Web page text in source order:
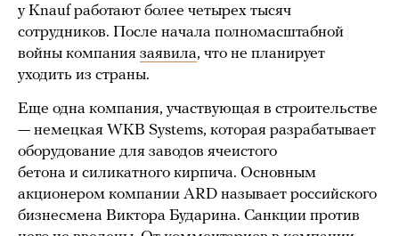
у Knauf работают более четырех тысяч
сотрудников. После начала полномасштабной
войны компания заявила, что не планирует
уходить из страны.
Еще одна компания, участвующая в строительстве
— немецкая WKB Systems, которая разрабатывает
оборудование для заводов ячеистого
бетона и силикатного кирпича. Основным
акционером компании ARD называет российского
бизнесмена Виктора Бударина. Санкции против